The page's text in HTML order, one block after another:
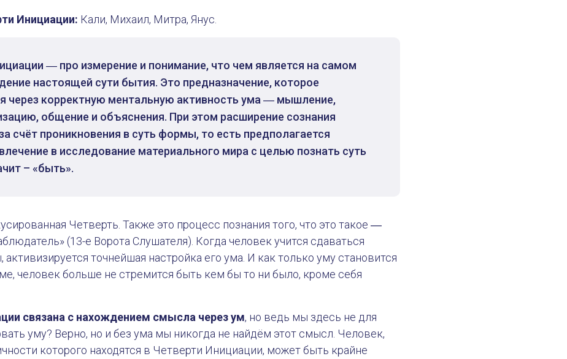
Инициации: Кали, Михаил, Митра, Янус.
― про измерение и понимание, что чем является на самом
настоящей сути бытия. Это предназначение, которое
через корректную ментальную активность ума ― мышление,
общение и объяснения. При этом расширение сознания
счёт проникновения в суть формы, то есть предполагается
в исследование материального мира с целью познать суть
– «быть».
Четверть. Также это процесс познания того, что это такое ―
(13-е Ворота Слушателя). Когда человек учится сдаваться
точнейшая настройка его ума. И как только уму становится
человек больше не стремится быть кем бы то ни было, кроме себя
связана с нахождением смысла через ум, но ведь мы здесь не для
уму? Верно, но и без ума мы никогда не найдём этот смысл. Человек,
которого находятся в Четверти Инициации, может быть крайне